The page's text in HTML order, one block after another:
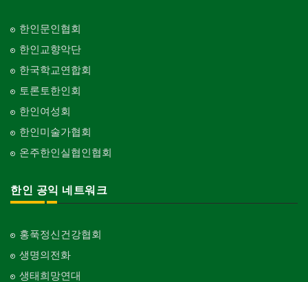
한인문인협회
한인교향악단
한국학교연합회
토론토한인회
한인여성회
한인미술가협회
온주한인실협인협회
한인 공익 네트워크
홍푹정신건강협회
생명의전화
생태희망연대